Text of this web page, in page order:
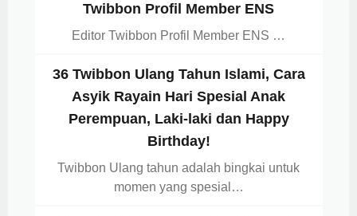
Twibbon Profil Member ENS
Editor Twibbon Profil Member ENS …
36 Twibbon Ulang Tahun Islami, Cara
Asyik Rayain Hari Spesial Anak
Perempuan, Laki-laki dan Happy
Birthday!
Twibbon Ulang tahun adalah bingkai untuk
momen yang spesial…